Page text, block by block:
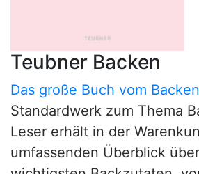
Teubner Backen
Das große Buch vom Backen
Standardwerk zum Thema
Leser erhält in der
umfassenden Überblick